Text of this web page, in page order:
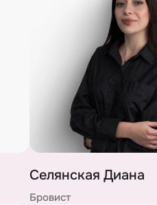
Селянская Диана
Бровист